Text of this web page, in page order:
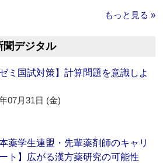
もっと見る »
聞デジタル
ゼミ国試対策】計算問題を意識しよ
07月31日 (金)
本薬学生連盟・先輩薬剤師のキャリ
ト】広がる漢方薬研究の可能性